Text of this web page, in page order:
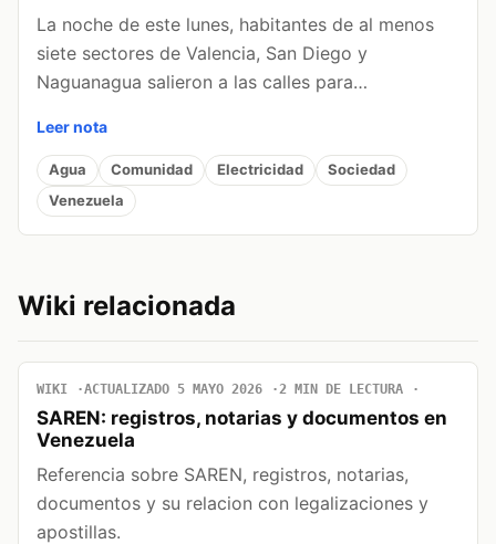
La noche de este lunes, habitantes de al menos
siete sectores de Valencia, San Diego y
Naguanagua salieron a las calles para…
Leer nota
Agua Comunidad Electricidad
Sociedad
Venezuela
Wiki relacionada
WIKI ACTUALIZADO 5 MAYO 2026 2 MIN DE LECTURA
SAREN: registros, notarias y documentos en
Venezuela
Referencia sobre SAREN, registros, notarias,
documentos y su relacion con legalizaciones y
apostillas.